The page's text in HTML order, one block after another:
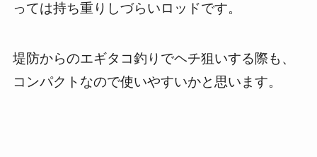
っては持ち重りしづらいロッドです。
堤防からのエギタコ釣りでヘチ狙いする際も、
コンパクトなので使いやすいかと思います。